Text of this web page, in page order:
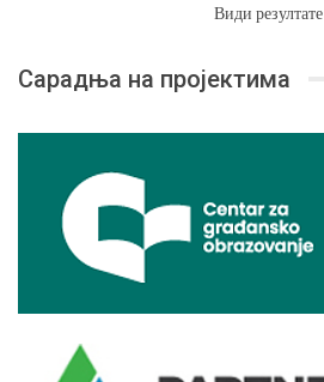
Види резултате
Сарадња на пројектима